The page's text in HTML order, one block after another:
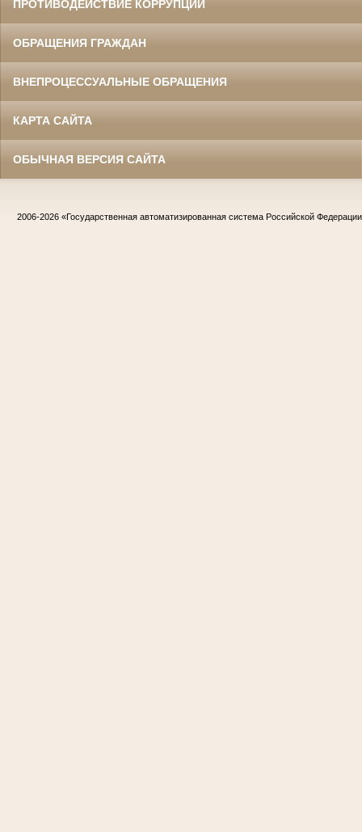
ПРОТИВОДЕЙСТВИЕ КОРРУПЦИИ
ОБРАЩЕНИЯ ГРАЖДАН
ВНЕПРОЦЕССУАЛЬНЫЕ ОБРАЩЕНИЯ
КАРТА САЙТА
ОБЫЧНАЯ ВЕРСИЯ САЙТА
2006-2026 «Государственная автоматизированная система Российской